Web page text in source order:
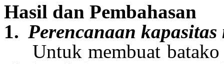
Hasil dan Pembahasan
1. Perencanaan kapasitas
Untuk membuat